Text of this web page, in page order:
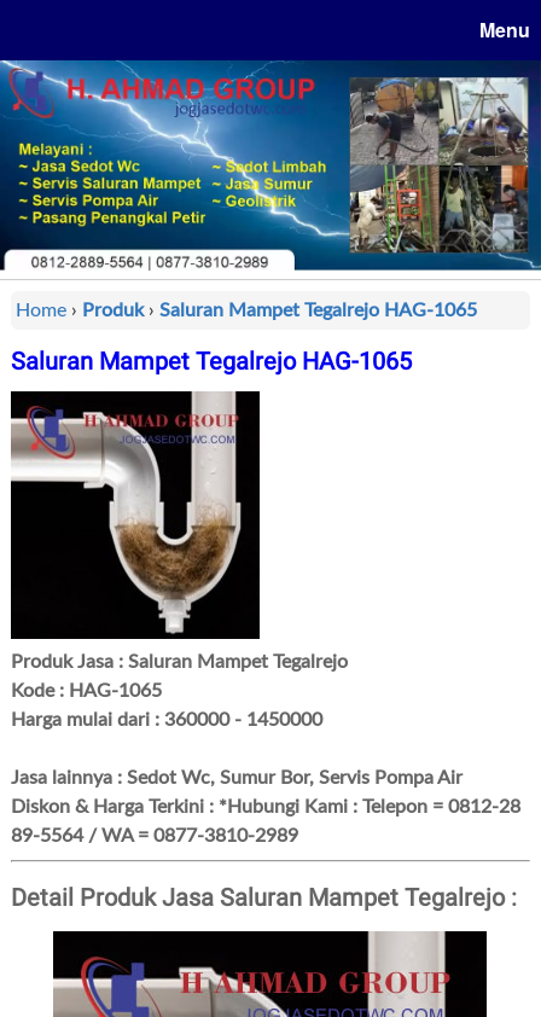
Menu
Home › Produk › Saluran Mampet Tegalrejo HAG-1065
Saluran Mampet Tegalrejo HAG-1065
Produk Jasa : Saluran Mampet Tegalrejo
Kode : HAG-1065
Harga mulai dari : 360000 - 1450000
Jasa lainnya : Sedot Wc, Sumur Bor, Servis Pompa Air
Diskon & Harga Terkini : *Hubungi Kami : Telepon = 0812-28
89-5564 / WA = 0877-3810-2989
Detail Produk Jasa Saluran Mampet Tegalrejo :